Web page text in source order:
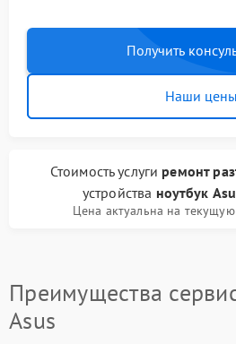
Получить
Наши цены
Стоимость услуги ремонт
устройства ноутбук
Цена актуальна на
Преимущества
Asus